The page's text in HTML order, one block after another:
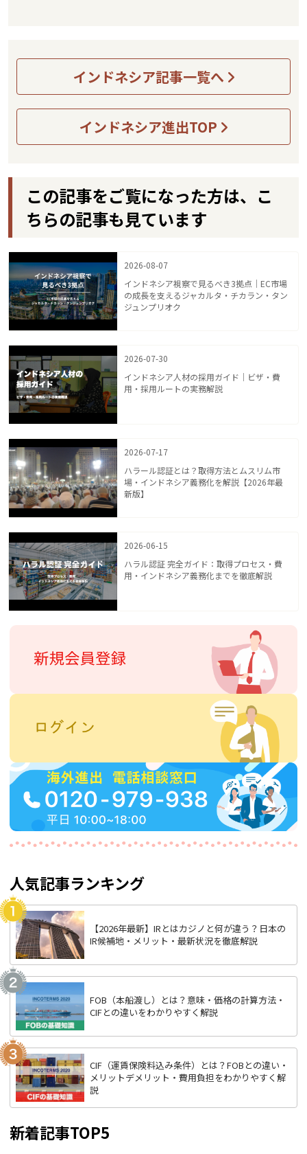
インドネシア記事一覧へ
インドネシア進出TOP
この記事をご覧になった方は、こ
ちらの記事も見ています
2026-08-07
インドネシア視察で見るべき3拠点｜EC市場
の成長を支えるジャカルタ・チカラン・タン
ジュンプリオク
2026-07-30
インドネシア人材の採用ガイド｜ビザ・費
用・採用ルートの実務解説
2026-07-17
ハラール認証とは？取得方法とムスリム市
場・インドネシア義務化を解説【2026年最
新版】
2026-06-15
ハラル認証 完全ガイド：取得プロセス・費
用・インドネシア義務化までを徹底解説
人気記事ランキング
【2026年最新】IRとはカジノと何が違う？日本の
IR候補地・メリット・最新状況を徹底解説
FOB（本船渡し）とは？意味・価格の計算方法・
CIFとの違いをわかりやすく解説
CIF（運賃保険料込み条件）とは？FOBとの違い・
メリットデメリット・費用負担をわかりやすく解
説
新着記事TOP5